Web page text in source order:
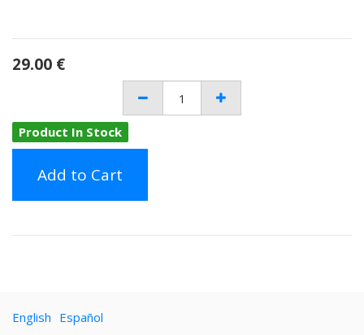
29.00 €
Product In Stock
Add to Cart
English Español